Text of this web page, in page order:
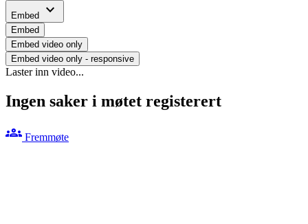
Embed expand_more
Embed
Embed video only
Embed video only - responsive
Laster inn video...
Ingen saker i møtet registerert
groups Fremmøte